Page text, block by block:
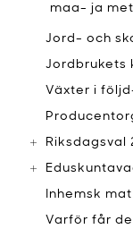
maa- ja
Jord- och
Jordbrukets
Växter i
Riksdagsval
Inhemsk
Varför får